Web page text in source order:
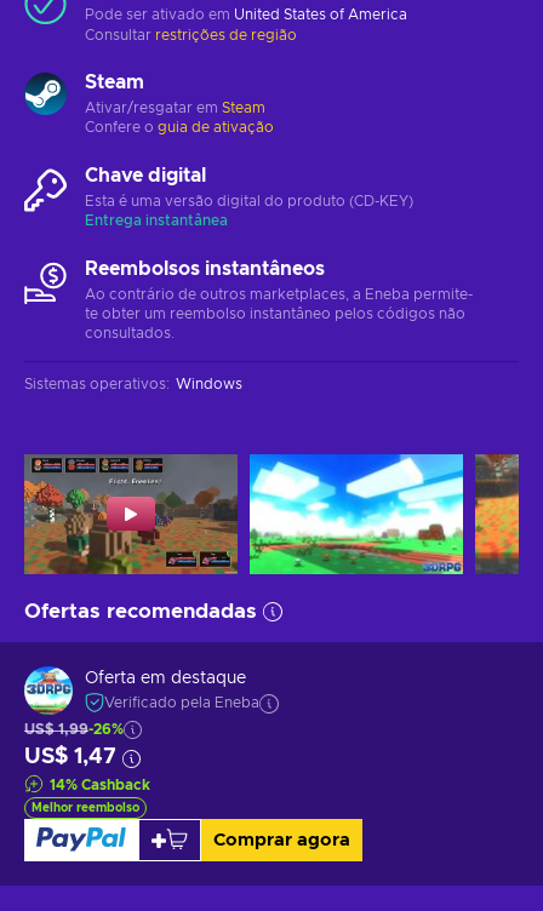
Pode ser ativado em United States of America
Consultar restrições de região
Steam
Ativar/resgatar em Steam
Confere o guia de ativação
Chave digital
Esta é uma versão digital do produto (CD-KEY)
Entrega instantânea
Reembolsos instantâneos
Ao contrário de outros marketplaces, a Eneba permite-
te obter um reembolso instantâneo pelos códigos não
consultados.
Sistemas operativos: Windows
Ofertas recomendadas
Oferta em destaque
Verificado pela Eneba
US$ 1,99-26%
US$ 1,47
14% Cashback
Melhor reembolso
Comprar agora